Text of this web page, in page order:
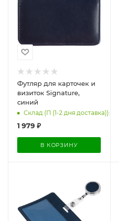
Футляр для карточек и
визиток Signature,
синий
Склад (П (1-2 дня доставка)): 39
1 979 ₽
В КОРЗИНУ